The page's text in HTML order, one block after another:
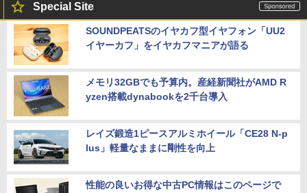
Special Site
SOUNDPEATSのイヤカフ型イヤフォン「UU2
イヤーカフ」をイヤカフマニアが語る
メモリ32GBでも予算内。産経新聞社がAMD R
yzen搭載dynabookを2千台導入
レイズ鍛造1ピースアルミホイール「CE28 N-p
lus」軽量なままに剛性を向上
性能の良いお得な中古PC情報はこのページで